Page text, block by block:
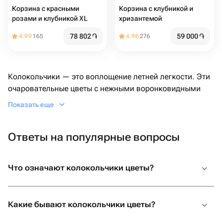
Корзина с красными
розами и клубникой XL
4.99 165 78 802֏
Корзина с клубникой и
хризантемой
4.96276 59 000֏
Колокольчики — это воплощение летней легкости. Эти
очаровательные цветы с нежными воронковидными
лепестками, напоминающими крошечные колокола,
спокойствия и радости. Цветок колокольчик часто
делает их отличным подарком для родных людей на
свадьбу или как символ поддержки в важный момент.
Показать еще
Ответы на популярные вопросы
Что означают колокольчики цветы?
Какие бывают колокольчики цветы?